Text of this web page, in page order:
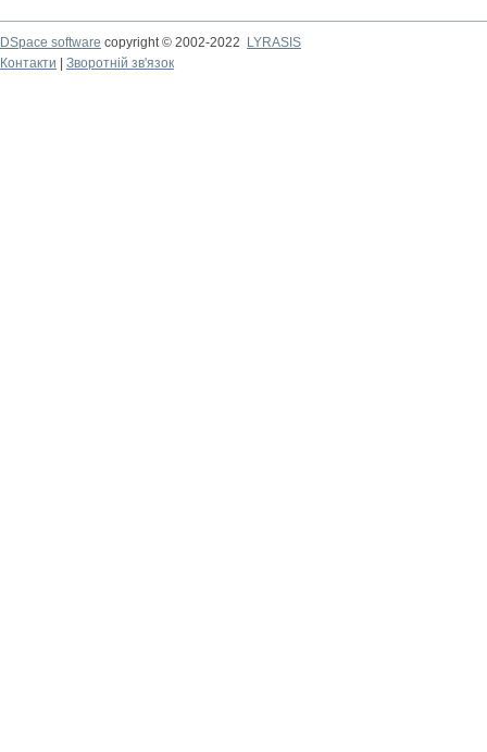
DSpace software copyright © 2002-2022
LYRASIS
Контакти
Зворотній зв'язок